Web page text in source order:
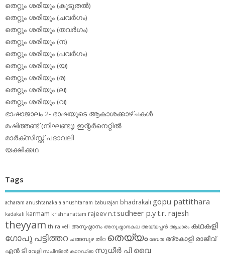
തെറ്റും ശരിയും (കൂടുതല്‍)
തെറ്റും ശരിയും (ചവര്‍ഗം)
തെറ്റും ശരിയും (തവര്‍ഗം)
തെറ്റും ശരിയും (ന)
തെറ്റും ശരിയും (പവര്‍ഗം)
തെറ്റും ശരിയും (യ)
തെറ്റും ശരിയും (ര)
തെറ്റും ശരിയും (ല)
തെറ്റും ശരിയും (വ)
ഭാഷാജാലം 2- ഭാഷയുടെ ആകാശക്കാഴ്ചകള്‍
മഷിത്തണ്ട് (നിഘണ്ടു) ഇന്റര്‍നെറ്റില്‍
മാര്‍ക്‌സിസ്റ്റ് പദാവലി
യക്ഷിക്കഥ
Tags
acharam anushtanakala anushtanam baburajan bhadrakali gopu pattithara
kadakali karmam krishnanattam rajeev n.t sudheer p.yt.r. rajesh
theyyam thira veli അനുഷ്ഠാനം അനുഷ്ഠാനകല അയ്യപ്പന്‍ ആചാരം കഥകളി
ഗോപു പട്ടിത്തറ ചങ്ങമ്പുഴ തിറ തെയ്യം ദേവത ഭദ്രകാളി രാജീവ്
എൻ ടി വേളി സചീന്ദ്രന്‍ കാറഡ്ക്ക സുധീര്‍ പി വൈ